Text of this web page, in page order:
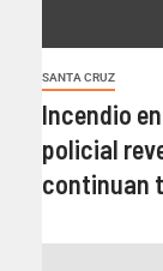
SANTA CRUZ
Incendio
policial
continuan